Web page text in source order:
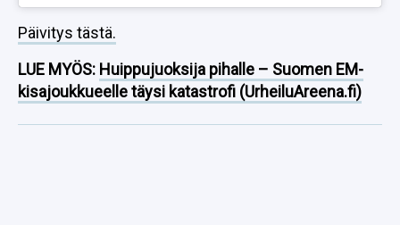
Päivitys tästä.
LUE MYÖS: Huippujuoksija pihalle – Suomen EM-
kisajoukkueelle täysi katastrofi (UrheiluAreena.fi)